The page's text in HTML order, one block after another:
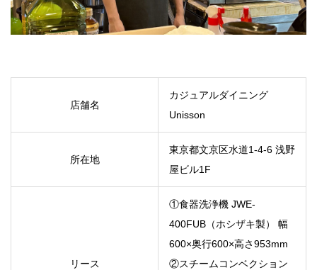
店舗名
カジュアルダイニング
Unisson
所在地
東京都文京区水道1-4-6 浅野
屋ビル1F
リース
①食器洗浄機 JWE-
400FUB（ホシザキ製） 幅
600×奥行600×高さ953mm
②スチームコンベクション